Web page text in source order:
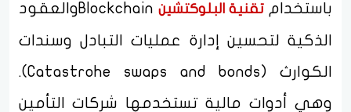
باستخدام تقنية البلوكتشين
Blockchainوالعقود
الذكية لتحسين إدارة عمليات التبادل وسندات
الكوارث (Catastrohe swaps and bonds).
وهي أدوات مالية تستخدمها شركات التأمين